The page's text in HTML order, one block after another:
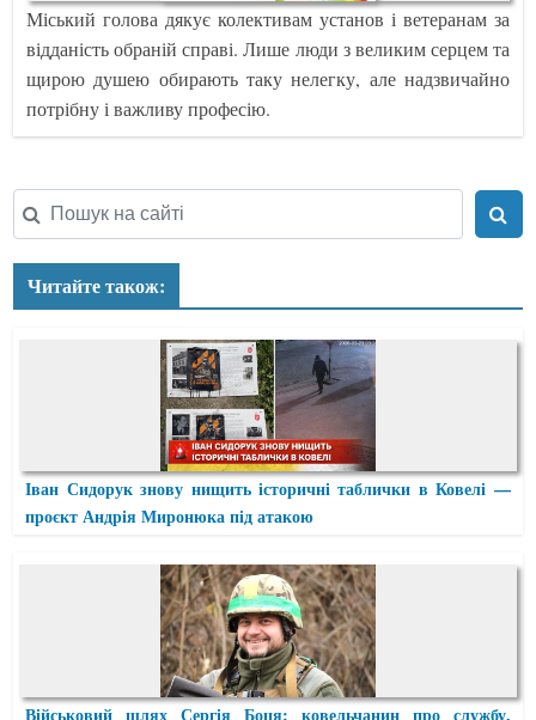
Міський голова дякує колективам установ і ветеранам за
відданість обраній справі. Лише люди з великим серцем та
щирою душею обирають таку нелегку, але надзвичайно
потрібну і важливу професію.
Читайте також:
Іван Сидорук знову нищить історичні таблички в Ковелі —
проєкт Андрія Миронюка під атакою
Військовий шлях Сергія Боця: ковельчанин про службу,